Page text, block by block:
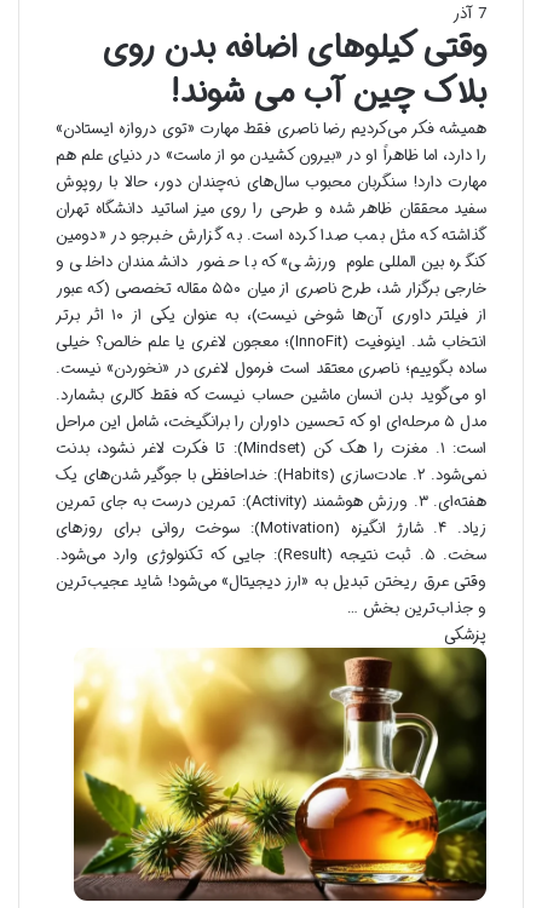
7 آذر
وقتی کیلوهای اضافه بدن روی
بلاک چین آب می شوند!
همیشه فکر می‌کردیم رضا ناصری فقط مهارت «توی دروازه ایستادن»
را دارد، اما ظاهراً او در «بیرون کشیدن مو از ماست» در دنیای علم هم
مهارت دارد! سنگربان محبوب سال‌های نه‌چندان دور، حالا با روپوش
سفید محققان ظاهر شده و طرحی را روی میز اساتید دانشگاه تهران
گذاشته که مثل بمب صدا کرده است. به گزارش خبرجو در «دومین
کنگره بین‌المللی علوم ورزشی» که با حضور دانشمندان داخلی و
خارجی برگزار شد، طرح ناصری از میان ۵۵۰ مقاله تخصصی (که عبور
از فیلتر داوری آن‌ها شوخی نیست)، به عنوان یکی از ۱۰ اثر برتر
انتخاب شد. اینوفیت (InnoFit)؛ معجون لاغری یا علم خالص؟ خیلی
ساده بگوییم؛ ناصری معتقد است فرمول لاغری در «نخوردن» نیست.
او می‌گوید بدن انسان ماشین حساب نیست که فقط کالری بشمارد.
مدل ۵ مرحله‌ای او که تحسین داوران را برانگیخت، شامل این مراحل
است: ۱. مغزت را هک کن (Mindset): تا فکرت لاغر نشود، بدنت
نمی‌شود. ۲. عادت‌سازی (Habits): خداحافظی با جوگیر شدن‌های یک
هفته‌ای. ۳. ورزش هوشمند (Activity): تمرین درست به جای تمرین
زیاد. ۴. شارژ انگیزه (Motivation): سوخت روانی برای روزهای
سخت. ۵. ثبت نتیجه (Result): جایی که تکنولوژی وارد می‌شود.
وقتی عرق ریختن تبدیل به «ارز دیجیتال» می‌شود! شاید عجیب‌ترین
و جذاب‌ترین بخش …
پزشکی